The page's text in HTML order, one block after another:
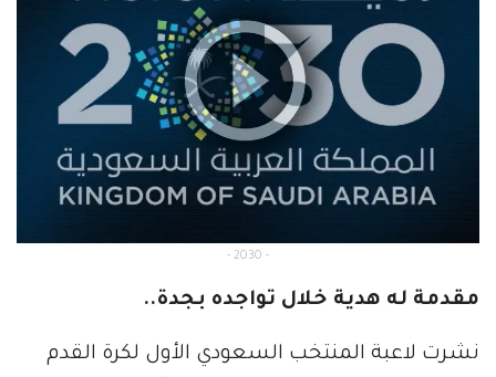
- 2030 -
مقدمة له هدية خلال تواجده بجدة..
نشرت لاعبة المنتخب السعودي الأول لكرة القدم